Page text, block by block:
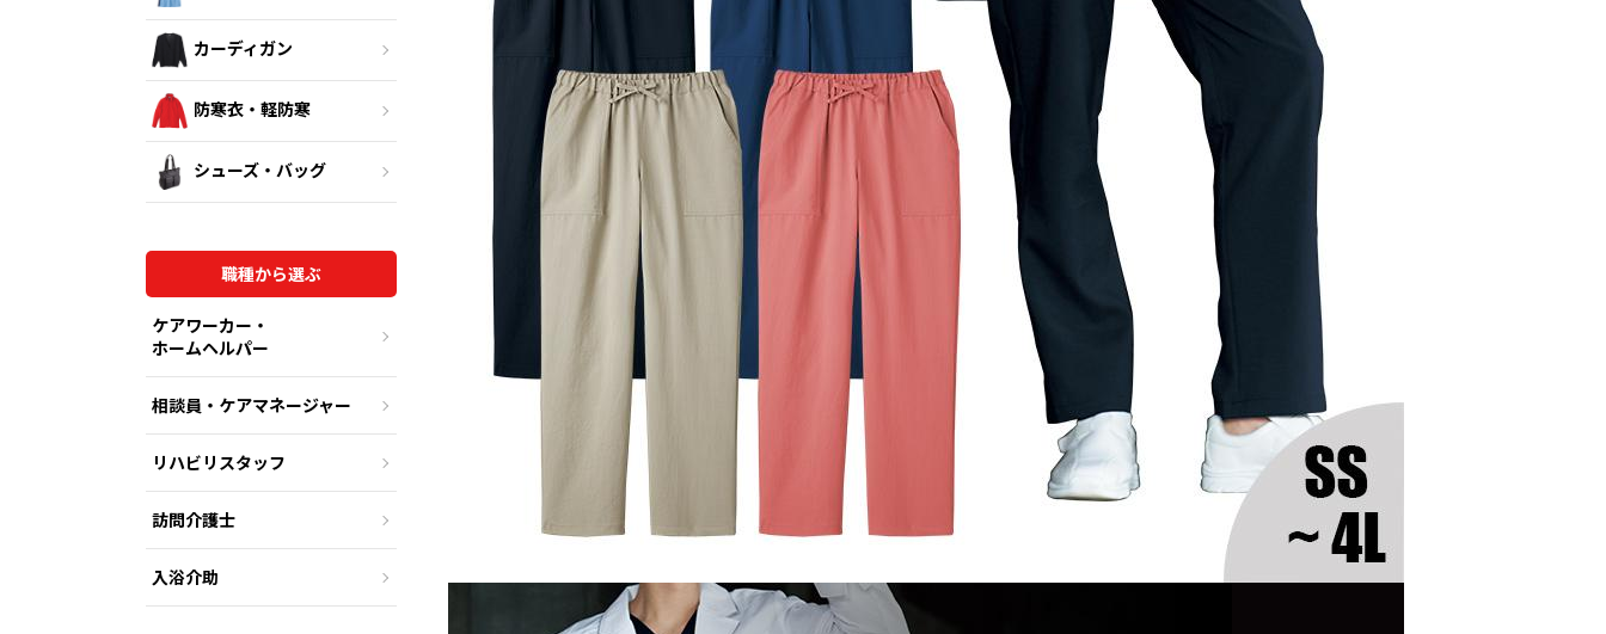
カーディガン
防寒衣・軽防寒
シューズ・バッグ
職種から選ぶ
ケアワーカー・
ホームヘルパー
相談員・ケアマネージャー
リハビリスタッフ
訪問介護士
入浴介助